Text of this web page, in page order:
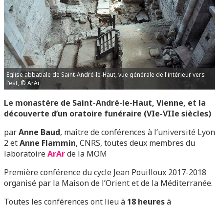
Eglise abbatiale de Saint-André-le-Haut, vue générale de l'intérieur vers
l'est, © ArAr
Le monastère de Saint-André-le-Haut, Vienne, et la
découverte d’un oratoire funéraire (VIe-VIIe siècles)
parAnne Baud, maître de conférences à l’université Lyon
2 etAnne Flammin, CNRS, toutes deux membres du
laboratoireArArde la MOM
Première conférence du cycle Jean Pouilloux 2017-2018
organisé par la Maison de l’Orient et de la Méditerranée.
Toutes les conférences ont lieu à 18 heuresà